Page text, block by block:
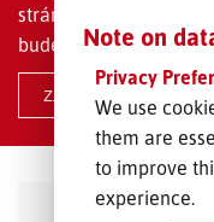
stránky nám můžete
budeme Vaší žádosti
ZJISTIT VÍCE
Note on
Privacy
We use
them are
to improve
experience.